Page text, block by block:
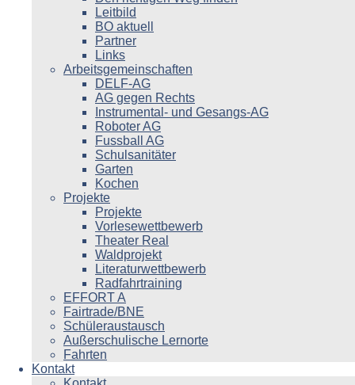
Leitbild
BO aktuell
Partner
Links
Arbeitsgemeinschaften
DELF-AG
AG gegen Rechts
Instrumental- und Gesangs-AG
Roboter AG
Fussball AG
Schulsanitäter
Garten
Kochen
Projekte
Projekte
Vorlesewettbewerb
Theater Real
Waldprojekt
Literaturwettbewerb
Radfahrtraining
EFFORT A
Fairtrade/BNE
Schüleraustausch
Außerschulische Lernorte
Fahrten
Kontakt